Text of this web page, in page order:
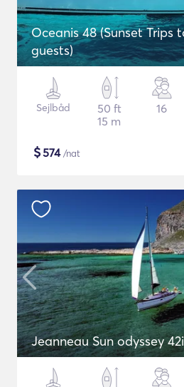
Oceanis 48 (Sunset Trips
guests)
Sejlbåd
50 ft
15 m
16
$574/nat
Jeanneau Sun odyssey 42i